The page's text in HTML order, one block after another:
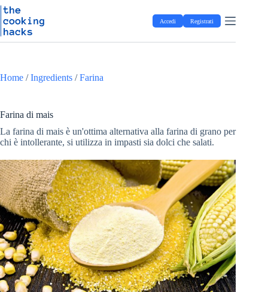
S
t
c
t
n
u
o
Salta
al
contenuto
Accedi Registrati
Home /Ingredients /Farina
Farina di mais
La farina di mais è un'ottima alternativa alla farina di grano per
chi è intollerante, si utilizza in impasti sia dolci che salati.